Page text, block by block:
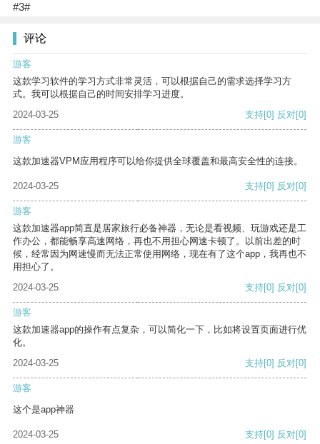
#3#
评论
游客
这款学习软件的学习方式非常灵活，可以根据自己的需求选择学习方
式。我可以根据自己的时间安排学习进度。
2024-03-25
支持[0] 反对[0]
游客
这款加速器VPM应用程序可以给你提供全球覆盖和最高安全性的连接。
2024-03-25 支持[0] 反对[0]
游客
这款加速器app简直是居家旅行必备神器，无论是看视频、玩游戏还是工
作办公，都能畅享高速网络，再也不用担心网速卡顿了。以前出差的时
候，经常因为网速慢而无法正常使用网络，现在有了这个app，我再也不
用担心了。
2024-03-25
支持[0] 反对[0]
游客
这款加速器app的操作有点复杂，可以简化一下，比如将设置页面进行优
化。
2024-03-25
支持[0] 反对[0]
游客
这个是app神器
2024-03-25 支持[0] 反对[0]